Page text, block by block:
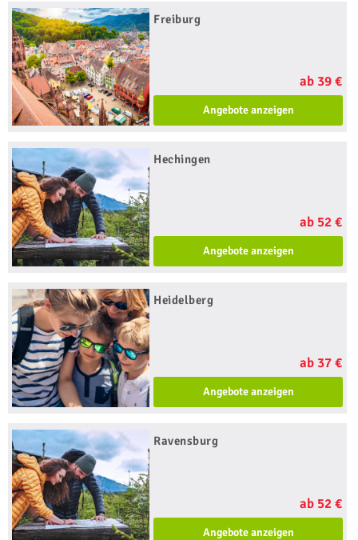
Freiburg
ab 39 €
Angebote anzeigen
Hechingen
ab 52 €
Angebote anzeigen
Heidelberg
ab 37 €
Angebote anzeigen
Ravensburg
ab 52 €
Angebote anzeigen